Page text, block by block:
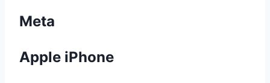
Meta
Apple iPhone